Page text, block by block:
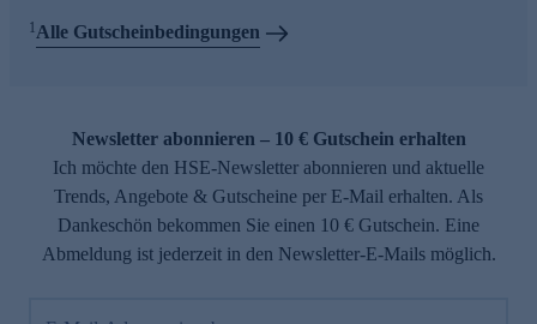
1Alle Gutscheinbedingungen
Newsletter abonnieren – 10 € Gutschein erhalten
Ich möchte den HSE-Newsletter abonnieren und aktuelle
Trends, Angebote & Gutscheine per E-Mail erhalten. Als
Dankeschön bekommen Sie einen 10 € Gutschein. Eine
Abmeldung ist jederzeit in den Newsletter-E-Mails möglich.